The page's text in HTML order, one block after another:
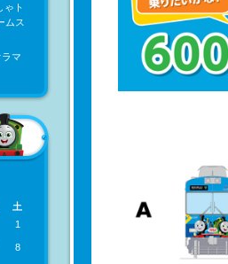
ゃト
ムス
マ
土
1
8